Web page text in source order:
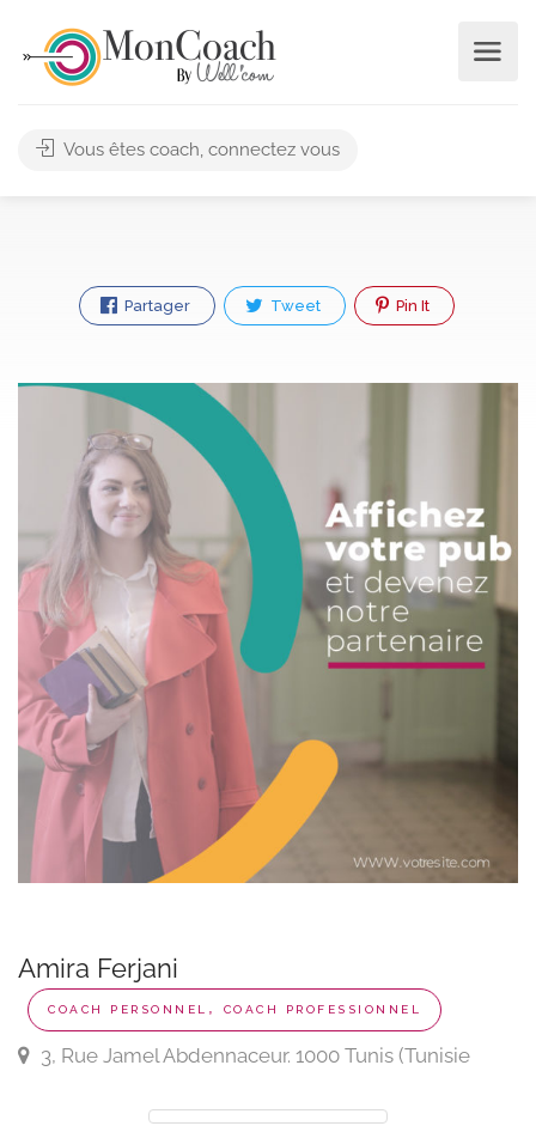
Vous êtes coach, connectez vous
Partager Tweet Pin It
Amira Ferjani
COACH PERSONNEL , COACH PROFESSIONNEL
3, Rue Jamel Abdennaceur. 1000 Tunis (Tunisie